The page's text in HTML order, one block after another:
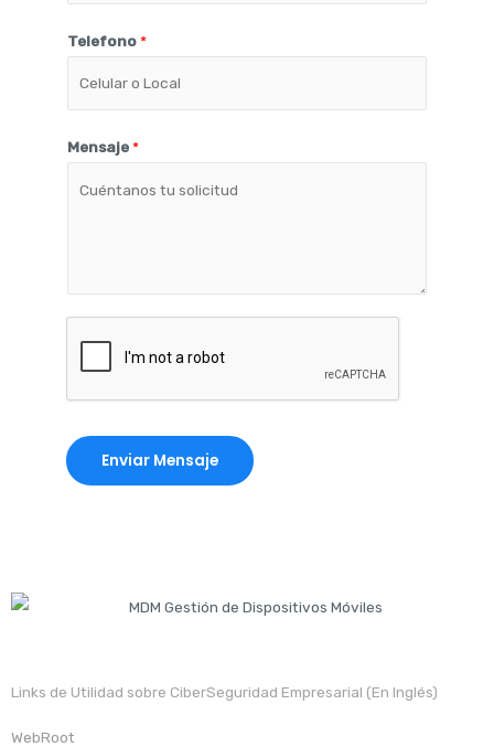
Telefono*
Mensaje*
Enviar Mensaje
Links de Utilidad sobre CiberSeguridad Empresarial (En Inglés)
WebRoot